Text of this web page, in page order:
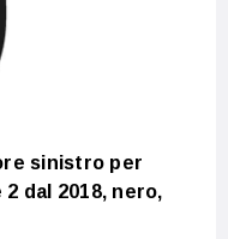
sinistro per
2 dal 2018, nero,